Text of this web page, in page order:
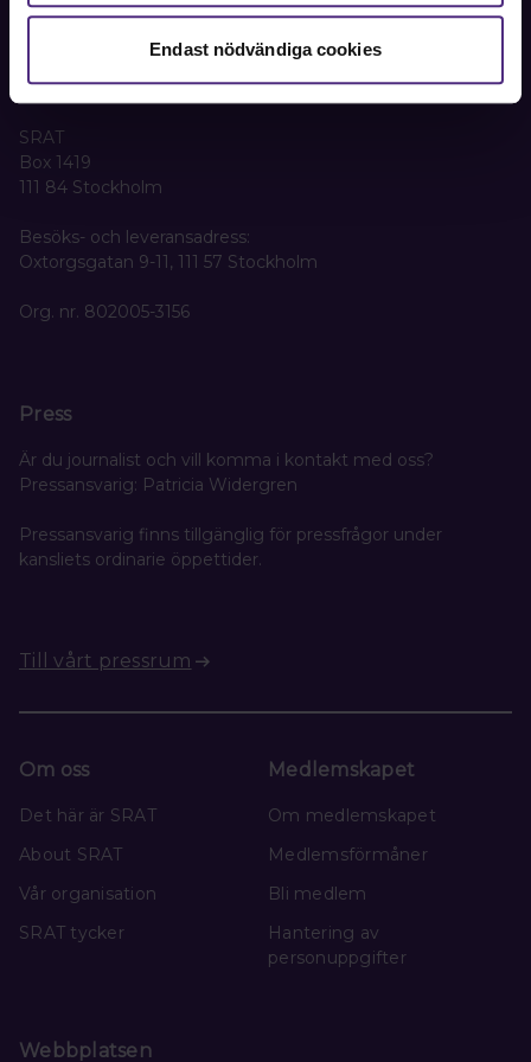
Endast nödvändiga cookies
Kansli
SRAT
Box 1419
111 84 Stockholm
Besöks- och leveransadress:
Oxtorgsgatan 9-11, 111 57 Stockholm
Org. nr. 802005-3156
Press
Är du journalist och vill komma i kontakt med oss?
Pressansvarig: Patricia Widergren
Pressansvarig finns tillgänglig för pressfrågor under
kansliets ordinarie öppettider.
Till vårt pressrum
Om oss
Det här är SRAT
About SRAT
Vår organisation
SRAT tycker
Medlemskapet
Om medlemskapet
Medlemsförmåner
Bli medlem
Hantering av
personuppgifter
Webbplatsen